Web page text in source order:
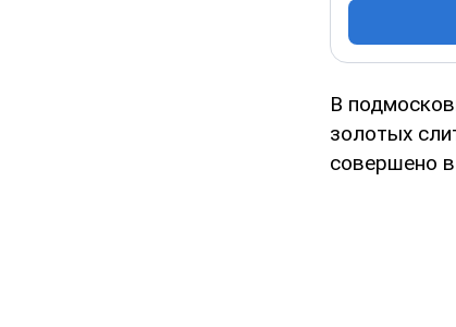
В
золотых
совершено